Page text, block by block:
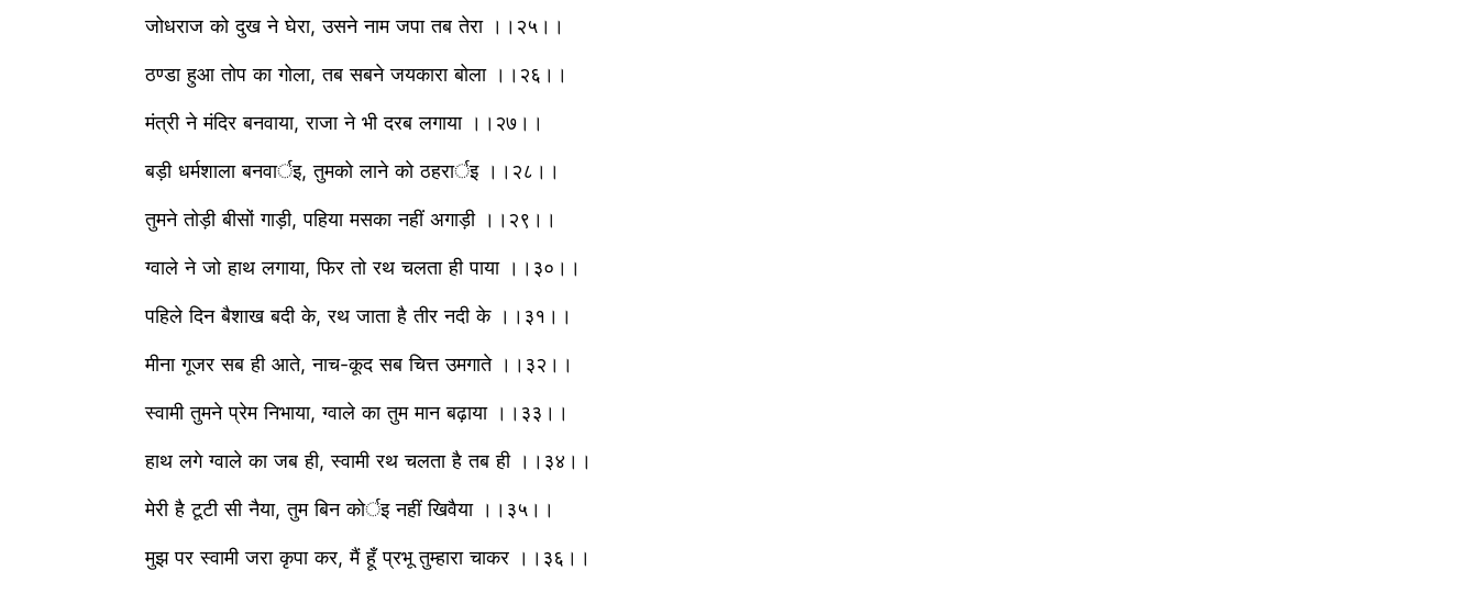
जोधराज को दुख ने घेरा, उसने नाम जपा तब तेरा ।।२५।।
ठण्डा हुआ तोप का गोला, तब सबने जयकारा बोला ।।२६।।
मंत्री ने मंदिर बनवाया, राजा ने भी दरब लगाया ।।२७।।
बड़ी धर्मशाला बनवार्इ, तुमको लाने को ठहरार्इ ।।२८।।
तुमने तोड़ी बीसों गाड़ी, पहिया मसका नहीं अगाड़ी ।।२९।।
ग्वाले ने जो हाथ लगाया, फिर तो रथ चलता ही पाया ।।३०।।
पहिले दिन बैशाख बदी के, रथ जाता है तीर नदी के ।।३१।।
मीना गूजर सब ही आते, नाच-कूद सब चित्त उमगाते ।।३२।।
स्वामी तुमने प्रेम निभाया, ग्वाले का तुम मान बढ़ाया ।।३३।।
हाथ लगे ग्वाले का जब ही, स्वामी रथ चलता है तब ही ।।३४।।
मेरी है टूटी सी नैया, तुम बिन कोर्इ नहीं खिवैया ।।३५।।
मुझ पर स्वामी जरा कृपा कर, मैं हूँ प्रभू तुम्हारा चाकर ।।३६।।